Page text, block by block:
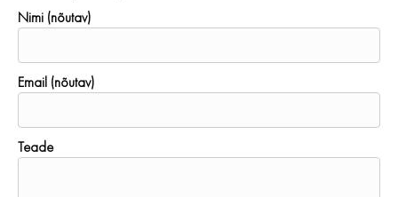
Nimi (nõutav)
Email (nõutav)
Teade